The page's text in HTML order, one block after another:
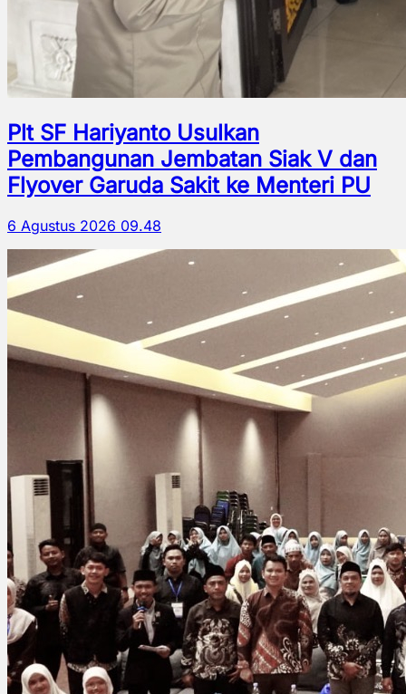
Plt SF Hariyanto Usulkan
Pembangunan Jembatan Siak V dan
Flyover Garuda Sakit ke Menteri PU
6 Agustus 2026 09.48